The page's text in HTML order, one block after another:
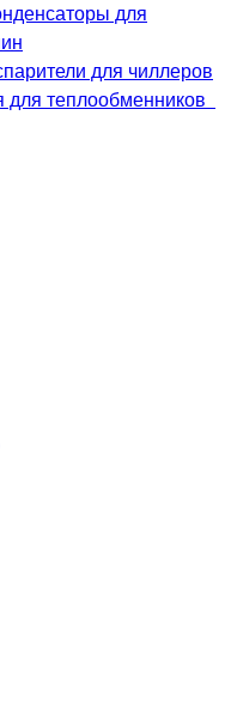
для
для чиллеров
для теплообменников